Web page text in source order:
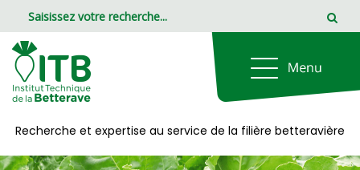
Recherche et expertise au service de la filière betteravière
Panneau de gestion des cookies